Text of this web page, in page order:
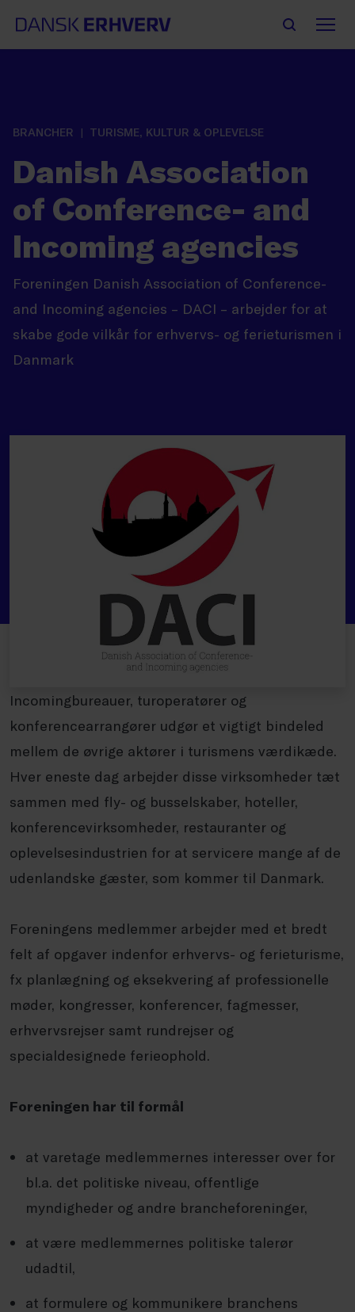
BRANCHER TURISME, KULTUR & OPLEVELSE
Danish Association
of Conference- and
Incoming agencies
Foreningen Danish Association of Conference-
and Incoming agencies – DACI – arbejder for at
skabe gode vilkår for erhvervs- og ferieturismen i
Danmark
Incomingbureauer, turoperatører og
konferencearrangører udgør et vigtigt bindeled
mellem de øvrige aktører i turismens værdikæde.
Hver eneste dag arbejder disse virksomheder tæt
sammen med fly- og busselskaber, hoteller,
konferencevirksomheder, restauranter og
oplevelsesindustrien for at servicere mange af de
udenlandske gæster, som kommer til Danmark.
Foreningens medlemmer arbejder med et bredt
felt af opgaver indenfor erhvervs- og ferieturisme,
fx planlægning og eksekvering af professionelle
møder, kongresser, konferencer, fagmesser,
erhvervsrejser samt rundrejser og
specialdesignede ferieophold.
Foreningen har til formål
at varetage medlemmernes interesser over for
bl.a. det politiske niveau, offentlige
myndigheder og andre brancheforeninger,
at være medlemmernes politiske talerør
udadtil,
at formulere og kommunikere branchens